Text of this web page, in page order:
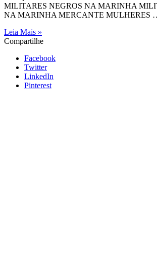
MILITARES NEGROS NA MARINHA
NA MARINHA MERCANTE MULHERES
Leia Mais »
Compartilhe
Facebook
Twitter
LinkedIn
Pinterest